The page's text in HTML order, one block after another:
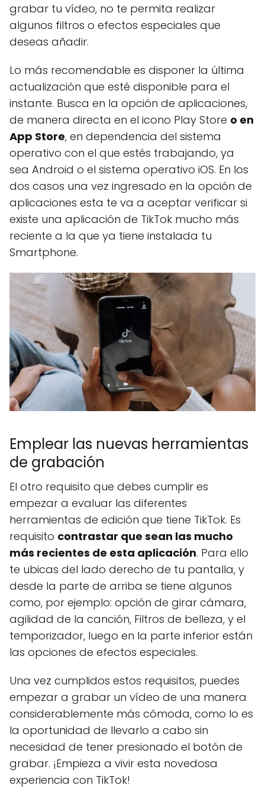
grabar tu vídeo, no te permita realizar
algunos filtros o efectos especiales que
deseas añadir.
Lo más recomendable es disponer la última
actualización que esté disponible para el
instante. Busca en la opción de aplicaciones,
de manera directa en el icono Play Store o en
App Store, en dependencia del sistema
operativo con el que estés trabajando, ya
sea Android o el sistema operativo iOS. En los
dos casos una vez ingresado en la opción de
aplicaciones esta te va a aceptar verificar si
existe una aplicación de TikTok mucho más
reciente a la que ya tiene instalada tu
Smartphone.
Emplear las nuevas herramientas
de grabación
El otro requisito que debes cumplir es
empezar a evaluar las diferentes
herramientas de edición que tiene TikTok. Es
requisito contrastar que sean las mucho
más recientes de esta aplicación. Para ello
te ubicas del lado derecho de tu pantalla, y
desde la parte de arriba se tiene algunos
como, por ejemplo: opción de girar cámara,
agilidad de la canción, Filtros de belleza, y el
temporizador, luego en la parte inferior están
las opciones de efectos especiales.
Una vez cumplidos estos requisitos, puedes
empezar a grabar un vídeo de una manera
considerablemente más cómoda, como lo es
la oportunidad de llevarlo a cabo sin
necesidad de tener presionado el botón de
grabar. ¡Empieza a vivir esta novedosa
experiencia con TikTok!